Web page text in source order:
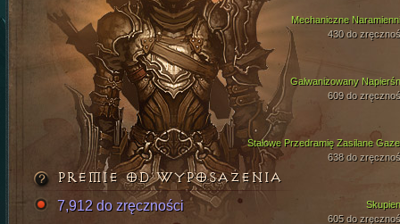
Galwanizowany
609 do
Stalowe Przedramię Zasilane
638 do
Mechaniczne
430 do
605 do
PREMIE OD WYPOSAŻENIA
7,912 do zręczności